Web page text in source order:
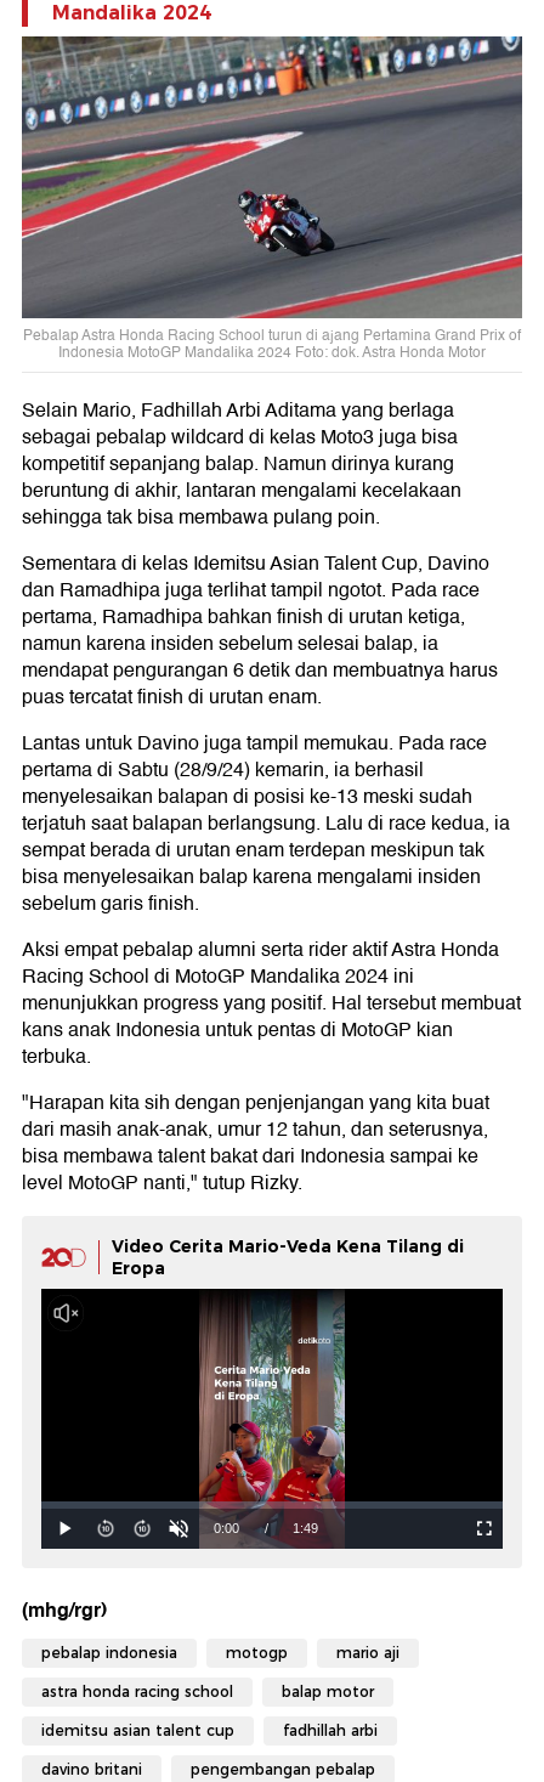
Mandalika 2024
Pebalap Astra Honda Racing School turun di ajang Pertamina Grand Prix of
Indonesia MotoGP Mandalika 2024 Foto: dok. Astra Honda Motor
Selain Mario, Fadhillah Arbi Aditama yang berlaga
sebagai pebalap wildcard di kelas Moto3 juga bisa
kompetitif sepanjang balap. Namun dirinya kurang
beruntung di akhir, lantaran mengalami kecelakaan
sehingga tak bisa membawa pulang poin.
Sementara di kelas Idemitsu Asian Talent Cup, Davino
dan Ramadhipa juga terlihat tampil ngotot. Pada race
pertama, Ramadhipa bahkan finish di urutan ketiga,
namun karena insiden sebelum selesai balap, ia
mendapat pengurangan 6 detik dan membuatnya harus
puas tercatat finish di urutan enam.
Lantas untuk Davino juga tampil memukau. Pada race
pertama di Sabtu (28/9/24) kemarin, ia berhasil
menyelesaikan balapan di posisi ke-13 meski sudah
terjatuh saat balapan berlangsung. Lalu di race kedua, ia
sempat berada di urutan enam terdepan meskipun tak
bisa menyelesaikan balap karena mengalami insiden
sebelum garis finish.
Aksi empat pebalap alumni serta rider aktif Astra Honda
Racing School di MotoGP Mandalika 2024 ini
menunjukkan progress yang positif. Hal tersebut membuat
kans anak Indonesia untuk pentas di MotoGP kian
terbuka.
"Harapan kita sih dengan penjenjangan yang kita buat
dari masih anak-anak, umur 12 tahun, dan seterusnya,
bisa membawa talent bakat dari Indonesia sampai ke
level MotoGP nanti," tutup Rizky.
Video Cerita Mario-Veda Kena Tilang di
Eropa
(mhg/rgr)
pebalap indonesia motogp mario aji
astra honda racing school balap motor
idemitsu asian talent cup fadhillah arbi
davino britani pengembangan pebalap